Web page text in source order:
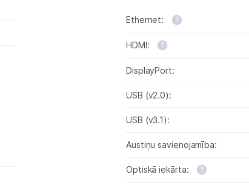
Ethernet:
HDMI:
DisplayPort:
USB (v2.0):
USB (v3.1):
Austiņu savienojamība:
Optiskā iekārta: